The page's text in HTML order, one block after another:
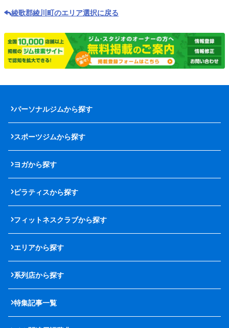
綾歌郡綾川町のエリア選択に戻る
パーソナルジムから探す
スポーツジムから探す
ヨガから探す
ピラティスから探す
フィットネスクラブから探す
エリアから探す
系列店から探す
特集記事一覧